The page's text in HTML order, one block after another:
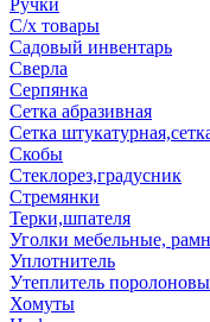
Ручки
С/х товары
Садовый инвентарь
Сверла
Серпянка
Сетка абразивная
Сетка
Скобы
Стеклорез,градусник
Стремянки
Терки,шпателя
Уголки мебельные,
Уплотнитель
Утеплитель
Хомуты